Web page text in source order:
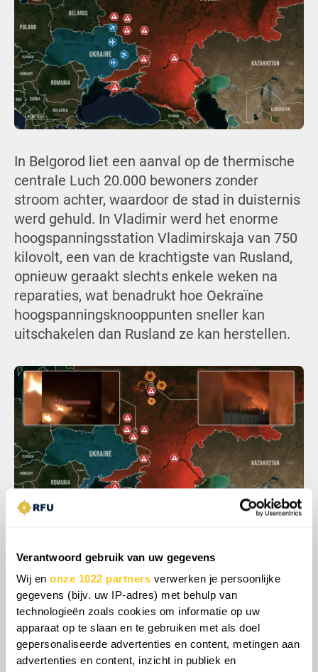
Verantwoord gebruik van uw gegevens
Wij enonze 1022 partners verwerken je persoonlijke
gegevens (bijv. uw IP-adres) met behulp van
technologieën zoals cookies om informatie op uw
apparaat op te slaan en te gebruiken met als doel
gepersonaliseerde advertenties en content, metingen aan
advertenties en content, inzicht in publiek en
In Belgorod liet een aanval op de thermische
centrale Luch 20.000 bewoners zonder
stroom achter, waardoor de stad in duisternis
werd gehuld. In Vladimir werd het enorme
hoogspanningsstation Vladimirskaja van 750
kilovolt, een van de krachtigste van Rusland,
opnieuw geraakt slechts enkele weken na
reparaties, wat benadrukt hoe Oekraïne
hoogspanningsknooppunten sneller kan
uitschakelen dan Rusland ze kan herstellen.
Het patroon zette zich voort in het hele land.
Droneaanvallen veroorzaakten brand in het T-
25-onderstation in Taganrog, waardoor
meerdere districten zonder stroom kwamen
te zitten, terwijl explosies in Dzjankoj
transmissielijnen troffen die door Russische